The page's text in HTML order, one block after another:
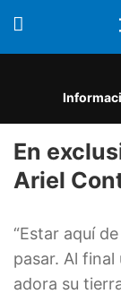
En
Ariel
“Estar aquí
pasar. Al
adora su